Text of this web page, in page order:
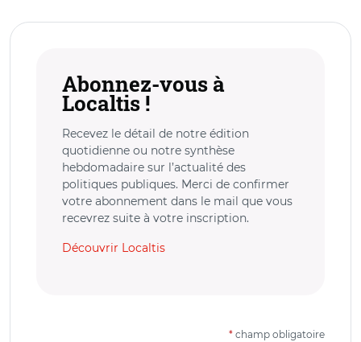
Abonnez-vous à
Localtis !
Recevez le détail de notre édition
quotidienne ou notre synthèse
hebdomadaire sur l’actualité des
politiques publiques. Merci de confirmer
votre abonnement dans le mail que vous
recevrez suite à votre inscription.
Découvrir Localtis
* champ obligatoire